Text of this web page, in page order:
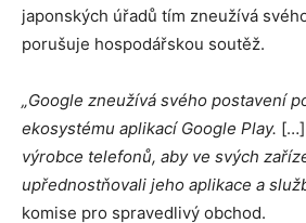
japonských úřadů tím zneužívá
porušuje hospodářskou soutěž.
„Google zneužívá svého postavení
ekosystému aplikací Google Play. […]
výrobce telefonů, aby ve svých
upřednostňovali jeho aplikace a
komise pro spravedlivý obchod.